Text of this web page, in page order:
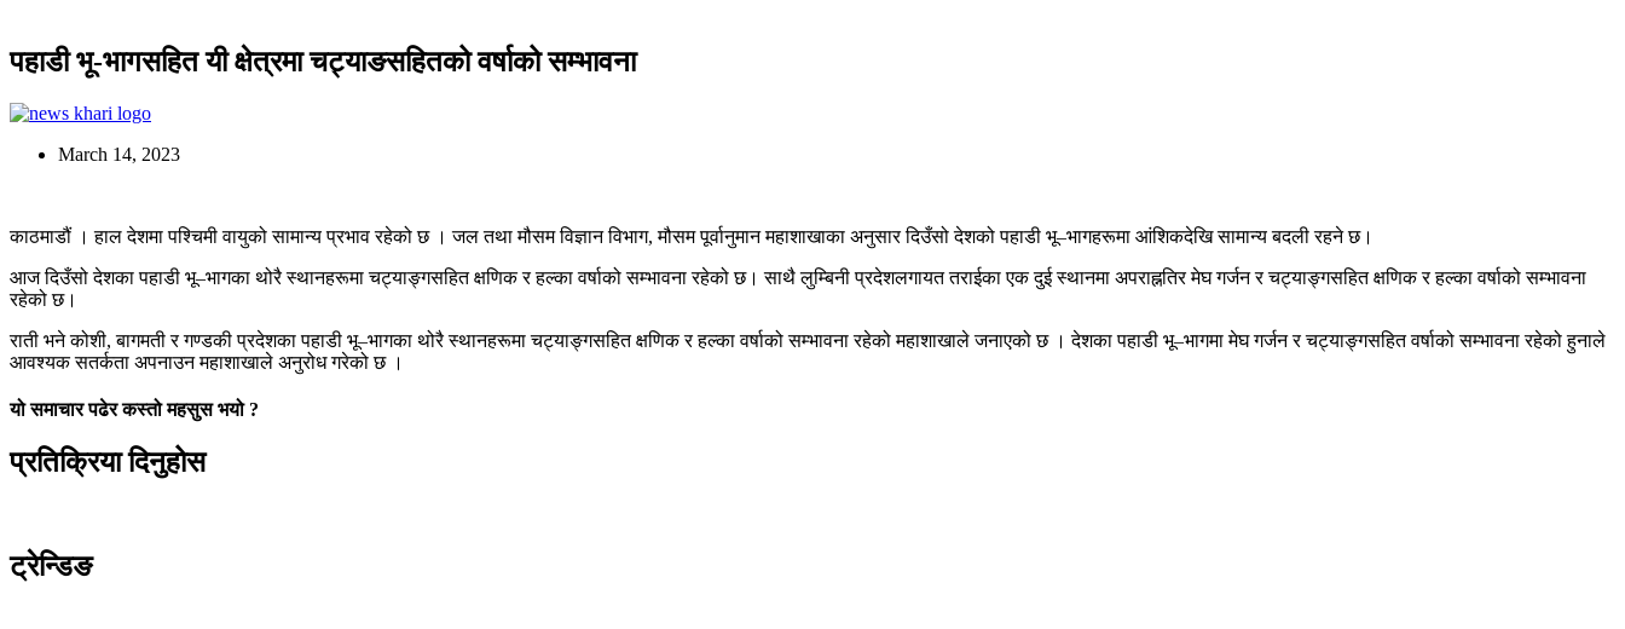
पहाडी भू-भागसहित यी क्षेत्रमा चट्याङसहितको वर्षाको सम्भावना
March 14, 2023
काठमाडौं । हाल देशमा पश्चिमी वायुको सामान्य प्रभाव रहेको छ । जल तथा मौसम विज्ञान विभाग, मौसम पूर्वानुमान महाशाखाका अनुसार दिउँसो देशको पहाडी भू–भागहरूमा आंशिकदेखि सामान्य बदली रहने छ।
आज दिउँसो देशका पहाडी भू–भागका थोरै स्थानहरूमा चट्याङ्गसहित क्षणिक र हल्का वर्षाको सम्भावना रहेको छ। साथै लुम्बिनी प्रदेशलगायत तराईका एक दुई स्थानमा अपराह्नतिर मेघ गर्जन र चट्याङ्गसहित क्षणिक र हल्का वर्षाको सम्भावना
रहेको छ।
राती भने कोशी, बागमती र गण्डकी प्रदेशका पहाडी भू–भागका थोरै स्थानहरूमा चट्याङ्गसहित क्षणिक र हल्का वर्षाको सम्भावना रहेको महाशाखाले जनाएको छ । देशका पहाडी भू–भागमा मेघ गर्जन र चट्याङ्गसहित वर्षाको सम्भावना रहेको हुनाले
आवश्यक सतर्कता अपनाउन महाशाखाले अनुरोध गरेको छ ।
यो समाचार पढेर कस्तो महसुस भयो ?
प्रतिक्रिया दिनुहोस
ट्रेन्डिङ